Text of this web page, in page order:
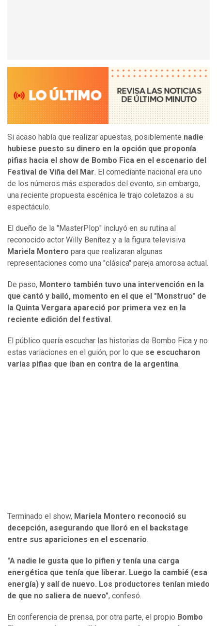
Si acaso había que realizar apuestas, posiblemente nadie
hubiese puesto su dinero en la opción que proponía
pifias hacia el show de Bombo Fica en el escenario del
Festival de Viña del Mar. El comediante nacional era uno
de los números más esperados del evento, sin embargo,
una reciente propuesta escénica le trajo coletazos a su
espectáculo.
El dueño de la "MasterPlop" incluyó en su rutina al
reconocido actor Willy Benítez y a la figura televisiva
Mariela Montero para que realizaran algunas
representaciones como una "clásica" pareja amorosa actual.
De paso, Montero también tuvo una intervención en la
que cantó y bailó, momento en el que el "Monstruo" de
la Quinta Vergara apareció por primera vez en la
reciente edición del festival .
El público quería escuchar las historias de Bombo Fica y no
estas variaciones en el guión, por lo que se escucharon
varias pifias que iban en contra de la argentina.
Terminado el show, Mariela Montero reconoció su
decepción, asegurando que lloró en el backstage
entre sus apariciones en el escenario.
"A nadie le gusta que lo pifien y tenía una carga
energética que tenía que liberar. Luego la cambié (esa
energía) y salí de nuevo. Los productores tenían miedo
de que no saliera de nuevo", confesó.
En conferencia de prensa, por otra parte, el propio Bombo